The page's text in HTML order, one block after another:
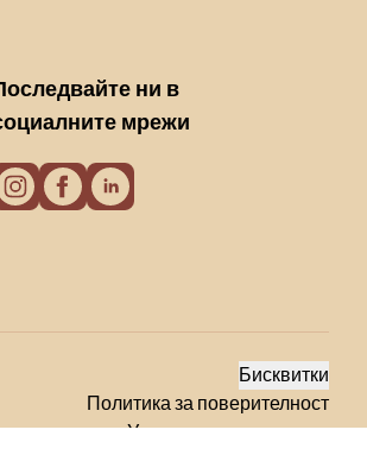
ни в
мрежи
Бисквитки
Политика за поверителност
Условия за използване